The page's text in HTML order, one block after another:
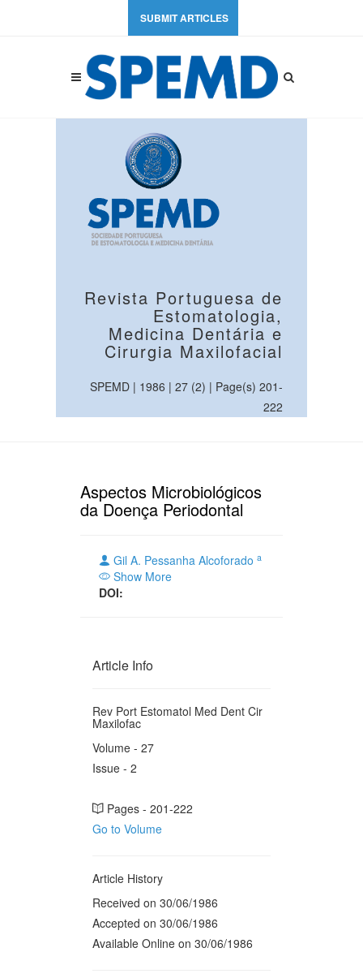
SUBMIT ARTICLES
Revista Portuguesa de
Estomatologia,
Medicina Dentária e
Cirurgia Maxilofacial
SPEMD | 1986 | 27 (2) | Page(s) 201-
222
Aspectos Microbiológicos
da Doença Periodontal
Gil A. Pessanha Alcoforado a
Show More
DOI:
Article Info
Rev Port Estomatol Med Dent Cir
Maxilofac
Volume - 27
Issue - 2
Pages - 201-222
Go to Volume
Article History
Received on 30/06/1986
Accepted on 30/06/1986
Available Online on 30/06/1986